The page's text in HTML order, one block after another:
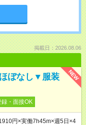
掲載日：2026.08.06
NEW
ぼなし▼服装
録・面接OK
円×実働7h45m×週5日×4